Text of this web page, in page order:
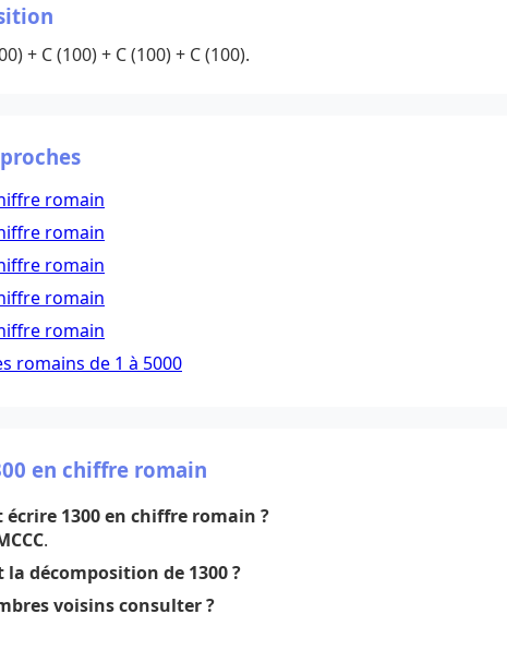
+ C (100) + C (100) + C (100).
romain
romain
romain
romain
romain
romains de 1 à 5000
en chiffre romain
écrire 1300 en chiffre romain ?
.
la décomposition de 1300 ?
voisins consulter ?